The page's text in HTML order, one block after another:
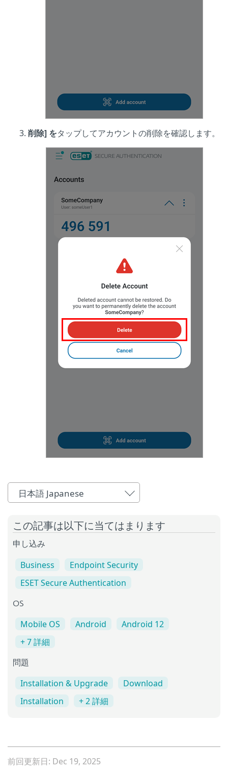
削除] をタップしてアカウントの削除を確認します。
日本語 Japanese
この記事は以下に当てはまります
申し込み
Business
Endpoint Security
ESET Secure Authentication
OS
Mobile OS Android
Android 12
+ 7 詳細
問題
Installation & Upgrade
Download
Installation
+ 2 詳細
前回更新日: Dec 19, 2025